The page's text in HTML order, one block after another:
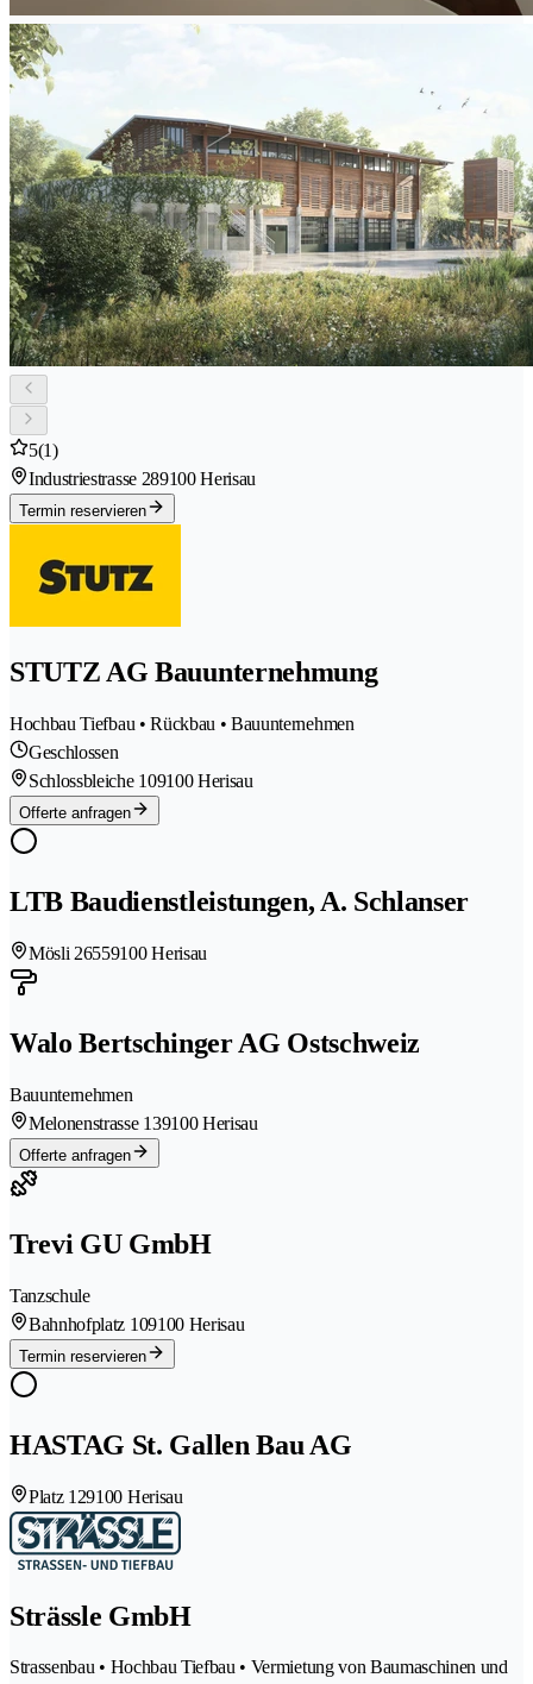
5(1)
Industriestrasse 289100 Herisau
Termin reservieren
STUTZ AG Bauunternehmung
Hochbau Tiefbau • Rückbau • Bauunternehmen
Geschlossen
Schlossbleiche 109100 Herisau
Offerte anfragen
LTB Baudienstleistungen, A. Schlanser
Mösli 26559100 Herisau
Walo Bertschinger AG Ostschweiz
Bauunternehmen
Melonenstrasse 139100 Herisau
Offerte anfragen
Trevi GU GmbH
Tanzschule
Bahnhofplatz 109100 Herisau
Termin reservieren
HASTAG St. Gallen Bau AG
Platz 129100 Herisau
Strässle GmbH
Strassenbau • Hochbau Tiefbau • Vermietung von Baumaschinen und